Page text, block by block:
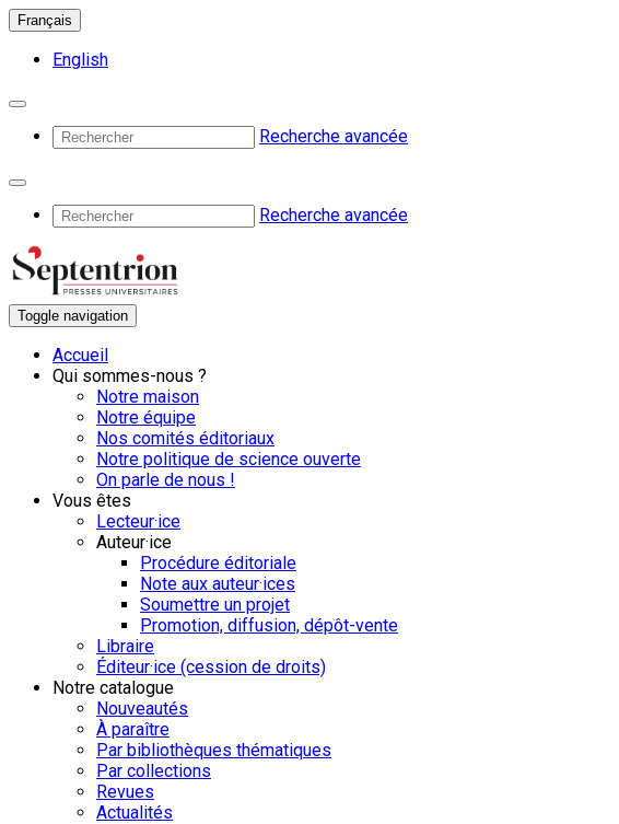
Français
English
Recherche avancée
Recherche avancée
Toggle navigation
Accueil
Qui sommes-nous ?
Notre maison
Notre équipe
Nos comités éditoriaux
Notre politique de science ouverte
On parle de nous !
Vous êtes
Lecteur·ice
Auteur·ice
Procédure éditoriale
Note aux auteur·ices
Soumettre un projet
Promotion, diffusion, dépôt-vente
Libraire
Éditeur·ice (cession de droits)
Notre catalogue
Nouveautés
À paraître
Par bibliothèques thématiques
Par collections
Revues
Actualités